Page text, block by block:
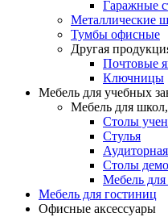
Гаражные
Металлические
Тумбы офисные
Другая
Почтовые
Ключницы
Мебель для учебных
Мебель для
Столы
Стулья
Столы
Мебель
Мебель для гостиниц
Офисные аксессуары